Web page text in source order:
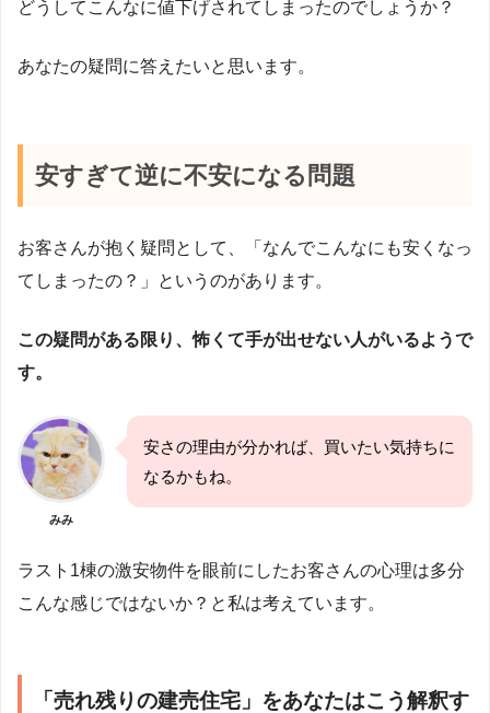
どうしてこんなに値下げされてしまったのでしょうか？
あなたの疑問に答えたいと思います。
安すぎて逆に不安になる問題
お客さんが抱く疑問として、「なんでこんなにも安くなっ
てしまったの？」というのがあります。
この疑問がある限り、怖くて手が出せない人がいるようで
す。
みみ
安さの理由が分かれば、買いたい気持ちに
なるかもね。
ラスト1棟の激安物件を眼前にしたお客さんの心理は多分
こんな感じではないか？と私は考えています。
「売れ残りの建売住宅」をあなたはこう解釈す